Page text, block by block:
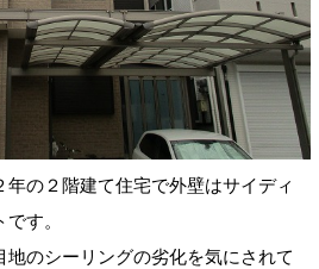
の２階建て住宅で外壁はサイディ
す。
のシーリングの劣化を気にされて